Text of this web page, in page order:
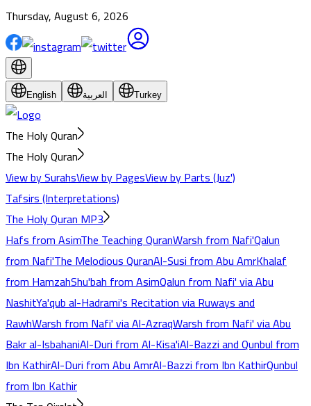
Thursday, August 6, 2026
English العربية Turkey
The Holy Quran
The Holy Quran
View by SurahsView by PagesView by Parts (Juz')
Tafsirs (Interpretations)
The Holy Quran MP3
Hafs from AsimThe Teaching QuranWarsh from Nafi'Qalun
from Nafi'The Melodious QuranAl-Susi from Abu AmrKhalaf
from HamzahShu'bah from AsimQalun from Nafi' via Abu
NashitYa'qub al-Hadrami's Recitation via Ruways and
RawhWarsh from Nafi' via Al-AzraqWarsh from Nafi' via Abu
Bakr al-IsbahaniAl-Duri from Al-Kisa'iAl-Bazzi and Qunbul from
Ibn KathirAl-Duri from Abu AmrAl-Bazzi from Ibn KathirQunbul
from Ibn Kathir